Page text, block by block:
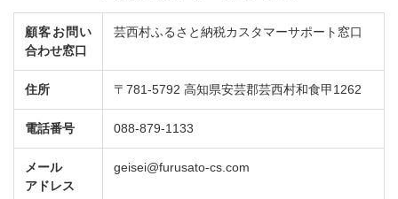
顧客お問い
合わせ窓口
芸西村ふるさと納税カスタマーサポート窓口
住所 〒781-5792 高知県安芸郡芸西村和食甲1262
電話番号 088-879-1133
メール
アドレス
geisei@furusato-cs.com